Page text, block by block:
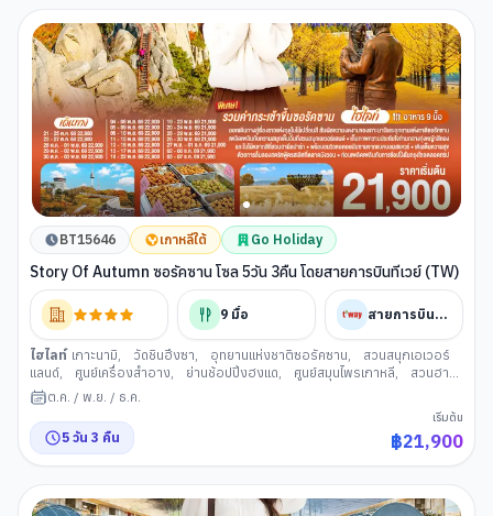
BT15646 เกาหลีใต้ Go Holiday
Story Of Autumn ซอรัคซาน โซล 5วัน 3คืน โดยสายการบินทีเวย์ (TW)
9 มื้อ สายการบินทีเวย์
ไฮไลท์ เกาะนามิ, วัดชินฮึงซา, อุทยานแห่งชาติซอรัคซาน,
สวนสนุกเอเวอร์
แลนด์, ศูนย์เครื่องสำอาง, ย่านช้อปปิ้งฮงแด, ศูนย์สมุนไพรเกาหลี,
สวนฮา
นึล, ตลาดมังวอน ,
ซานแบคบอม
ต.ค. / พ.ย. / ธ.ค.
5 วัน 3 คืน
เริ่มต้น
฿21,900